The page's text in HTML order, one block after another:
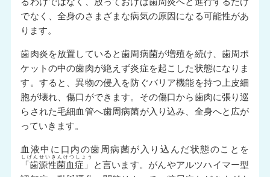
でなく、全身のさまざまな病気の原因になる可能性があ
ります。
歯肉炎を放置していると歯周病菌が増殖を続け、歯周ポ
ケットの中の歯肉が絶えず炎症を起こした状態になりま
す。すると、異物の侵入を防ぐバリア機能を持つ上皮細
胞が壊れ、傷口ができます。その傷口から歯肉に張り巡
らされた毛細血管へ歯周病菌が入り込み、全身へと広が
っていきます。
血液中に口内の歯周病菌が入り込んだ状態のことを
「歯源性菌血症」
しげんせいきんけつしょう
と言います。がんやアルツハイマー型